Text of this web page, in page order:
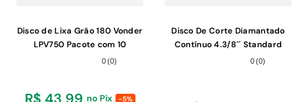
Disco de Lixa Grão 180 Vonder
LPV750 Pacote com 10
0(0)
R$ 43,99 no Pix -5%
Disco De Corte Diamantado
Contínuo 4.3/8´´ Standard
0(0)